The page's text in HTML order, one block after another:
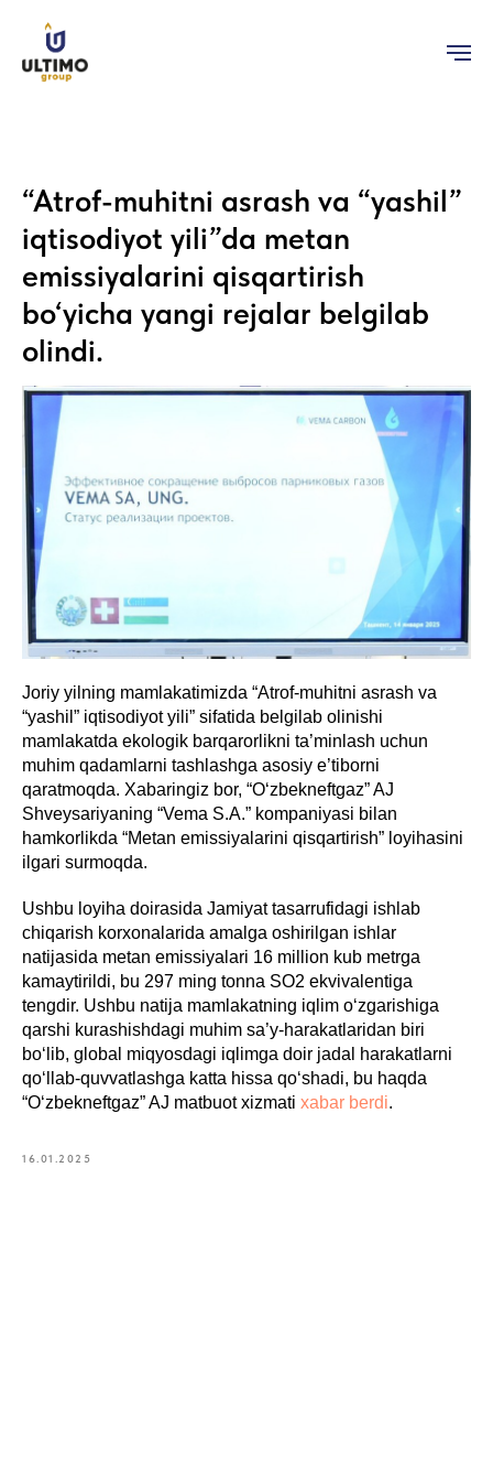
“Atrof-muhitni asrash va “yashil”
iqtisodiyot yili”da metan
emissiyalarini qisqartirish
bo‘yicha yangi rejalar belgilab
olindi.
Joriy yilning mamlakatimizda “Atrof-muhitni asrash va
“yashil” iqtisodiyot yili” sifatida belgilab olinishi
mamlakatda ekologik barqarorlikni ta’minlash uchun
muhim qadamlarni tashlashga asosiy e’tiborni
qaratmoqda. Xabaringiz bor, “O‘zbekneftgaz” AJ
Shveysariyaning “Vema S.A.” kompaniyasi bilan
hamkorlikda “Metan emissiyalarini qisqartirish” loyihasini
ilgari surmoqda.
Ushbu loyiha doirasida Jamiyat tasarrufidagi ishlab
chiqarish korxonalarida amalga oshirilgan ishlar
natijasida metan emissiyalari 16 million kub metrga
kamaytirildi, bu 297 ming tonna SO2 ekvivalentiga
tengdir. Ushbu natija mamlakatning iqlim o‘zgarishiga
qarshi kurashishdagi muhim sa’y-harakatlaridan biri
bo‘lib, global miqyosdagi iqlimga doir jadal harakatlarni
qo‘llab-quvvatlashga katta hissa qo‘shadi, bu haqda
“O‘zbekneftgaz” AJ matbuot xizmati xabar berdi.
16.01.2025